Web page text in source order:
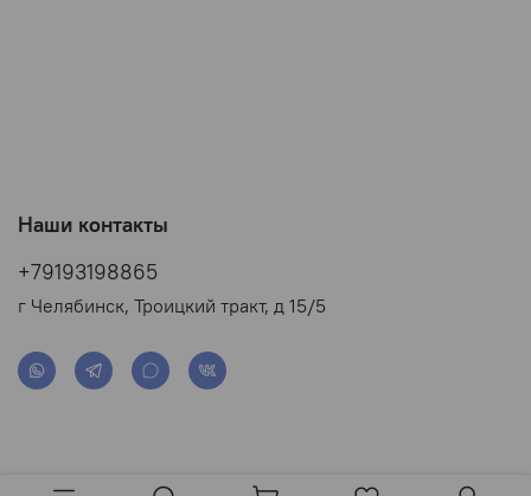
Наши контакты
+79193198865
г Челябинск, Троицкий тракт, д 15/5